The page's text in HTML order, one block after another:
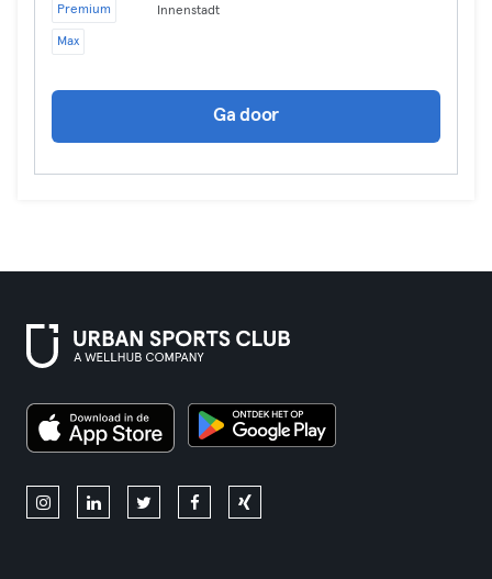
Premium
Max
Innenstadt
Ga door